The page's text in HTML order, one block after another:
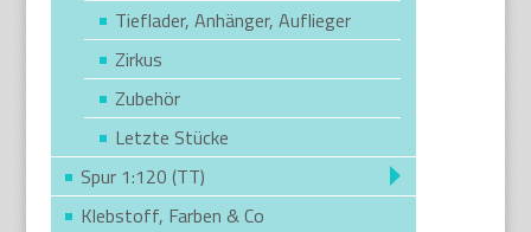
Tieflader, Anhänger, Auflieger
Zirkus
Zubehör
Letzte Stücke
Spur 1:120 (TT)
Klebstoff, Farben & Co